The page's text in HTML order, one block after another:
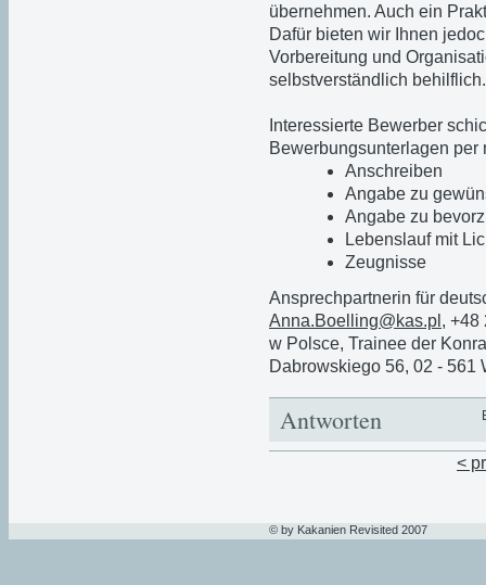
übernehmen. Auch ein
Dafür bieten wir Ihnen
Vorbereitung und
selbstverständlich behilflich.
Interessierte Bewerber
Bewerbungsunterlagen per
Anschreiben
Angabe zu
Angabe zu
Lebenslauf mit
Zeugnisse
Ansprechpartnerin für
Anna.Boelling@kas.pl , +48
w Polsce, Trainee der
Dabrowskiego 56, 02 - 561
Antworten
<
© by Kakanien Revisited 2007